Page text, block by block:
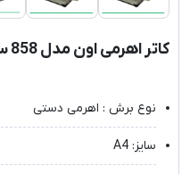
کاتر اهرمی اون مدل 858 سایز A4
نوع برش : اهرمی دستی
سایز: A4